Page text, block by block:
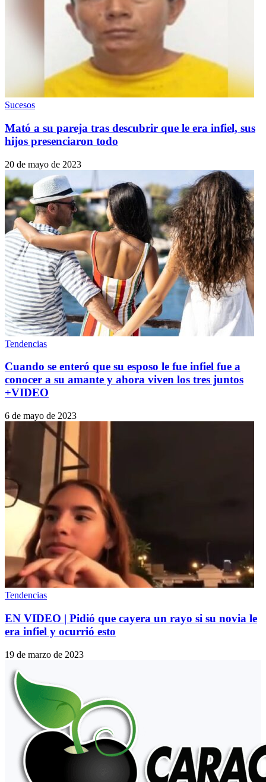
Sucesos
Mató a su pareja tras descubrir que le era infiel, sus
hijos presenciaron todo
20 de mayo de 2023
Tendencias
Cuando se enteró que su esposo le fue infiel fue a
conocer a su amante y ahora viven los tres juntos
+VIDEO
6 de mayo de 2023
Tendencias
EN VIDEO | Pidió que cayera un rayo si su novia le
era infiel y ocurrió esto
19 de marzo de 2023